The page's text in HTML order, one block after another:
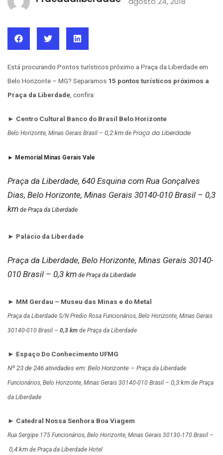
Está procurando Pontos turísticos próximo a Praça da Liberdade em
Belo Horizonte – MG? Separamos 15 pontos turísticos próximos a
Praça da Liberdade, confira:
► Centro Cultural Banco do Brasil Belo Horizonte
Belo Horizonte, Minas Gerais Brasil – 0,2 km de Praça da Liberdade
► Memorial Minas Gerais Vale
Praça da Liberdade, 640 Esquina com Rua Gonçalves
Dias, Belo Horizonte, Minas Gerais 30140-010 Brasil – 0,3
km de Praça da Liberdade
► Palácio da Liberdade
Praça da Liberdade, Belo Horizonte, Minas Gerais 30140-
010 Brasil – 0,3 km de Praça da Liberdade
► MM Gerdau – Museu das Minas e do Metal
Praça da Liberdade S/N Predio Rosa Funcionários, Belo Horizonte, Minas Gerais
30140-010 Brasil – 0,3 km de Praça da Liberdade
► Espaço Do Conhecimento UFMG
Nº 23 de 246 atividades em: Belo Horizonte – Praça da Liberdade
Funcionários, Belo Horizonte, Minas Gerais 30140-010 Brasil – 0,3 km de Praça
da Liberdade
► Catedral Nossa Senhora Boa Viagem
Rua Sergipe 175 Funcionários, Belo Horizonte, Minas Gerais 30130-170 Brasil –
0,4 km de Praça da Liberdade Hotel